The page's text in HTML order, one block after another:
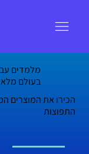
מלמדים
בעולם
הכירו את המוצרים
התפוצות